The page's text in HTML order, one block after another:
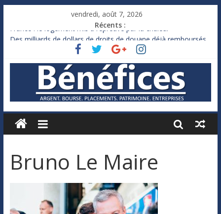
vendredi, août 7, 2026
Récents :
France : le logement mis à l’épreuve par la chaleur
Des milliards de dollars de droits de douane déjà remboursés
Royaume-Uni : Andy Burnham recule sur l’impôt
Xavier Niel, le milliardaire qui ne touche presque rien
Ruée des fortunes russes vers l’étranger
Bruno Le Maire